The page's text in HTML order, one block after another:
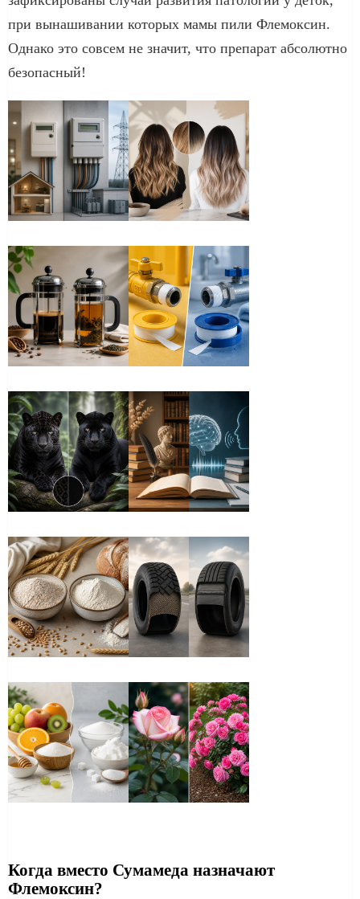
при вынашивании которых мамы пили Флемоксин.
Однако это совсем не значит, что препарат абсолютно
безопасный!
Когда вместо Сумамеда назначают
Флемоксин?